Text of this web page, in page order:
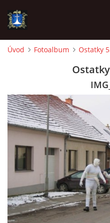
VÝJEZDY
INFORMACE JEDNOTKY »
TECHNIKA
OZNAČENÍ HASIČSKÉ
Úvod Fotoalbum Ostatky